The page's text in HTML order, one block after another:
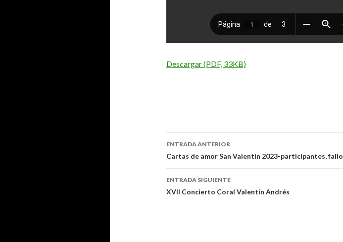
Descargar (PDF, 33KB)
Navegación
de
entradas
ENTRADA ANTERIOR
Cartas de amor San Valentín 2023-participantes, fallo
ENTRADA SIGUIENTE
XVII Concierto Coral Valentín Andrés